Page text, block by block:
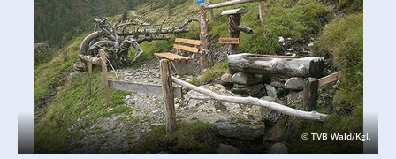
© TVB Wald/Kgl.